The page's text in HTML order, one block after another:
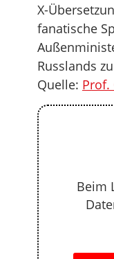
X-
fanatische
Russlands
Quelle: Prof.
Beim